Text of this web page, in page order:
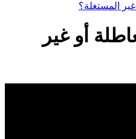
المستغلة؟
أو غير